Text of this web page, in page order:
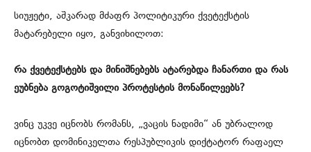
სიუჟეტი, აშკარად მძაფრ პოლიტიკური ქვეტექსტის
მატარებელი იყო, განვიხილოთ:
რა ქვეტექსტებს და მინიშნებებს ატარებდა ჩანართი და რას
ეუბნება გოგოტიშვილი პროტესტის მონაწილეებს?
ვინც უკვე იცნობს რომანს, „ვაცის ნადიმი“ ან უბრალოდ
იცნობთ დომინიკელთა რესპუბლიკის დიქტატორ რაფაელ